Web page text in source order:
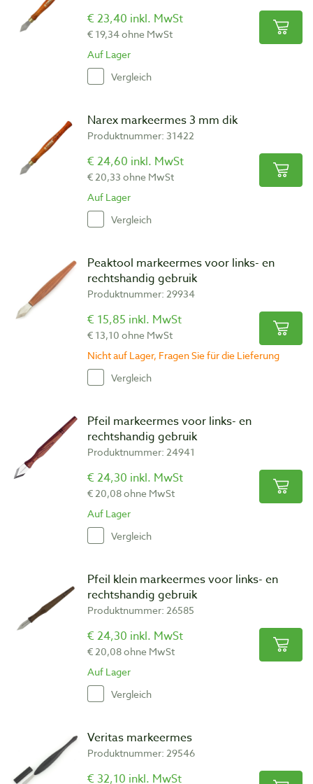
€ 23,40 inkl. MwSt
€ 19,34 ohne MwSt
Auf Lager
Vergleich
Narex markeermes 3 mm dik
Produktnummer: 31422
€ 24,60 inkl. MwSt
€ 20,33 ohne MwSt
Auf Lager
Vergleich
Peaktool markeermes voor links- en
rechtshandig gebruik
Produktnummer: 29934
€ 15,85 inkl. MwSt
€ 13,10 ohne MwSt
Nicht auf Lager, Fragen Sie für die Lieferung
Vergleich
Pfeil markeermes voor links- en
rechtshandig gebruik
Produktnummer: 24941
€ 24,30 inkl. MwSt
€ 20,08 ohne MwSt
Auf Lager
Vergleich
Pfeil klein markeermes voor links- en
rechtshandig gebruik
Produktnummer: 26585
€ 24,30 inkl. MwSt
€ 20,08 ohne MwSt
Auf Lager
Vergleich
Veritas markeermes
Produktnummer: 29546
€ 32,10 inkl. MwSt